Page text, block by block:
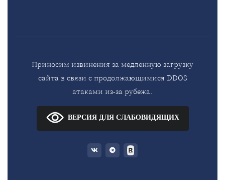
Приносим извинения за медленную загрузку
сайта в связи с продолжающимися DDOS
атаками из-за рубежа.
ВЕРСИЯ ДЛЯ СЛАБОВИДЯЩИХ